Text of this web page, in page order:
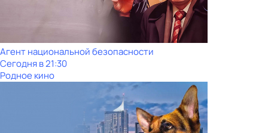
Агент национальной безопасности
Сегодня в 21:30
Родное кино